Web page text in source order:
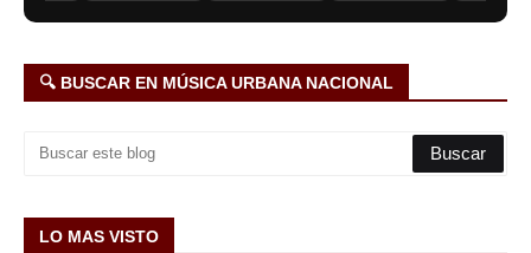
🔍 BUSCAR EN MÚSICA URBANA NACIONAL
LO MAS VISTO